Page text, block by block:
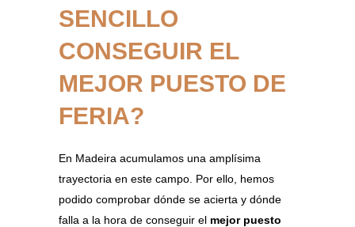
SENCILLO
CONSEGUIR EL
MEJOR PUESTO DE
FERIA?
En Madeira acumulamos una amplísima
trayectoria en este campo. Por ello, hemos
podido comprobar dónde se acierta y dónde
falla a la hora de conseguir el mejor puesto